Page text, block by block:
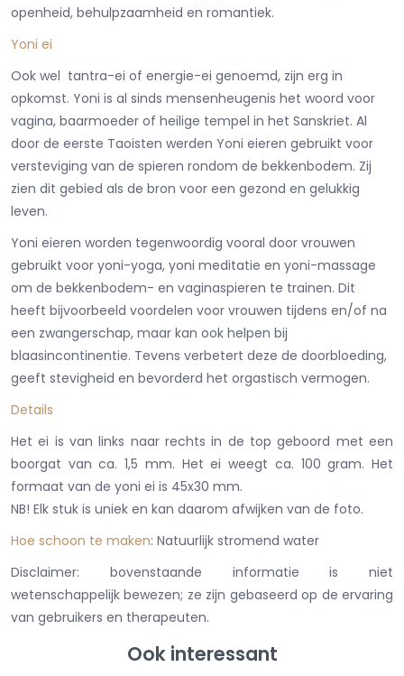
openheid, behulpzaamheid en romantiek.
Yoni ei
Ook wel tantra-ei of energie-ei genoemd, zijn erg in
opkomst. Yoni is al sinds mensenheugenis het woord voor
vagina, baarmoeder of heilige tempel in het Sanskriet. Al
door de eerste Taoisten werden Yoni eieren gebruikt voor
versteviging van de spieren rondom de bekkenbodem. Zij
zien dit gebied als de bron voor een gezond en gelukkig
leven.
Yoni eieren worden tegenwoordig vooral door vrouwen
gebruikt voor yoni-yoga, yoni meditatie en yoni-massage
om de bekkenbodem- en vaginaspieren te trainen. Dit
heeft bijvoorbeeld voordelen voor vrouwen tijdens en/of na
een zwangerschap, maar kan ook helpen bij
blaasincontinentie. Tevens verbetert deze de doorbloeding,
geeft stevigheid en bevorderd het orgastisch vermogen.
Details
Het ei is van links naar rechts in de top geboord met een
boorgat van ca. 1,5 mm. Het ei weegt ca. 100 gram. Het
formaat van de yoni ei is 45x30 mm.
NB! Elk stuk is uniek en kan daarom afwijken van de foto.
Hoe schoon te maken: Natuurlijk stromend water
Disclaimer: bovenstaande informatie is niet
wetenschappelijk bewezen; ze zijn gebaseerd op de ervaring
van gebruikers en therapeuten.
Ook interessant